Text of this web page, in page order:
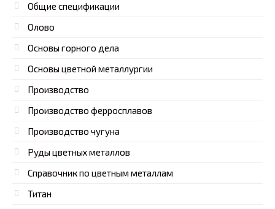
Общие спецификации
Олово
Основы горного дела
Основы цветной металлургии
Производство
Производство ферросплавов
Производство чугуна
Руды цветных металлов
Справочник по цветным металлам
Титан